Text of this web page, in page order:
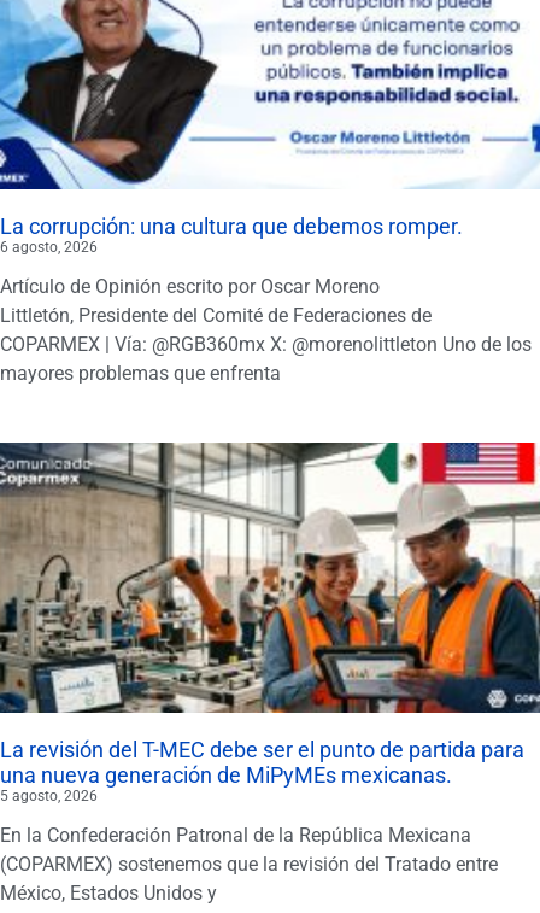
La corrupción: una cultura que debemos romper.
6 agosto, 2026
Artículo de Opinión escrito por Oscar Moreno
Littletón, Presidente del Comité de Federaciones de
COPARMEX | Vía: @RGB360mx X: @morenolittleton Uno de los
mayores problemas que enfrenta
La revisión del T-MEC debe ser el punto de partida para
una nueva generación de MiPyMEs mexicanas.
5 agosto, 2026
En la Confederación Patronal de la República Mexicana
(COPARMEX) sostenemos que la revisión del Tratado entre
México, Estados Unidos y